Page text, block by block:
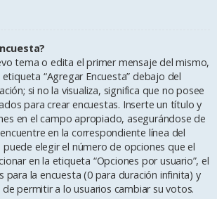
tema o edita el primer mensaje del mismo,
“Agregar Encuesta” debajo del
si no la visualiza, significa que no posee
para crear encuestas. Inserte un título y
en el campo apropiado, asegurándose de
en la correspondiente línea del
elegir el número de opciones que el
en la etiqueta “Opciones por usuario”, el
para la encuesta (0 para duración infinita) y
permitir a lo usuarios cambiar su votos.